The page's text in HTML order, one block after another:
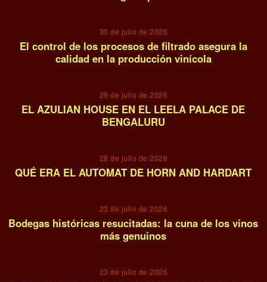
30 de julio de 2026
El control de los procesos de filtrado asegura la
calidad en la producción vinícola
29 de julio de 2026
EL AZULIAN HOUSE EN EL LEELA PALACE DE
BENGALURU
28 de julio de 2026
QUÉ ERA EL AUTOMAT DE HORN AND HARDART
06
23 de julio de 2026
Bodegas históricas resucitadas: la cuna de los vinos
más genuinos
23 de julio de 2026